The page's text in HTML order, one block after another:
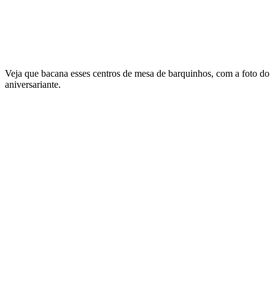
Veja que bacana esses centros de mesa de barquinhos, com a foto do
aniversariante.